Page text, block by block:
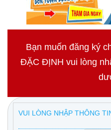
Bạn muốn đăng ký
ĐẶC ĐỊNH vui lòng
VUI LÒNG NHẬP THÔNG